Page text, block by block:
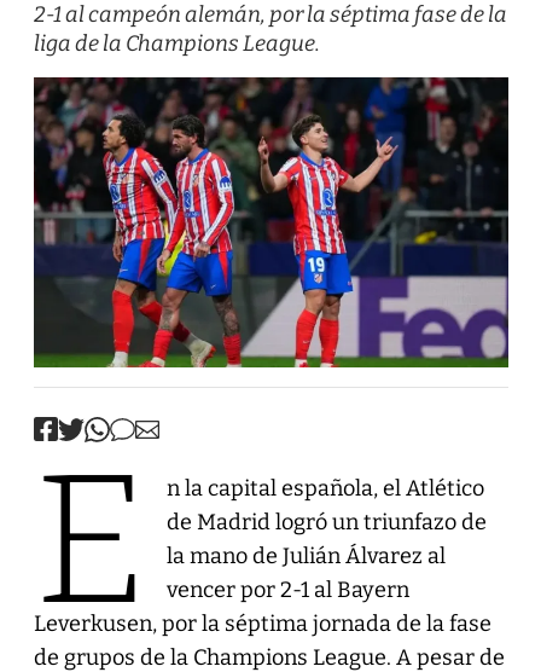
2-1 al campeón alemán, por la séptima fase de la
liga de la Champions League.
E
n la capital española, el Atlético
de Madrid logró un triunfazo de
la mano de Julián Álvarez al
vencer por 2-1 al Bayern
Leverkusen, por la séptima jornada de la fase
de grupos de la Champions League. A pesar de